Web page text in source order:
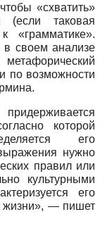
«схватить»
(если таковая
«грамматике».
в своем анализе
по возможности
которой
его
нужно
правил или
культурными
его
жизни», — пишет